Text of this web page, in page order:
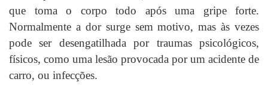
que toma o corpo todo após uma gripe forte.
Normalmente a dor surge sem motivo, mas às vezes
pode ser desengatilhada por traumas psicológicos,
físicos, como uma lesão provocada por um acidente de
carro, ou infecções.